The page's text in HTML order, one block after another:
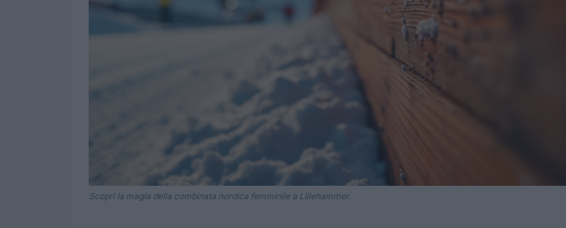
Scopri la magia della combinata nordica femminile a Lillehammer.